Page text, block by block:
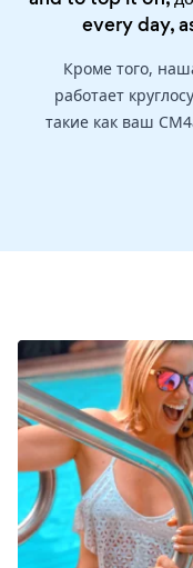
every day,
Кроме того,
работает
такие как ваш